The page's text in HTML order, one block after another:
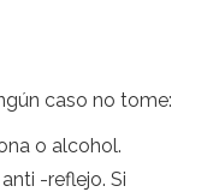
caso no tome:
o alcohol.
-reflejo. Si